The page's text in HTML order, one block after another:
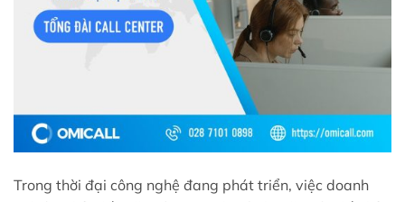
Trong thời đại công nghệ đang phát triển, việc doanh